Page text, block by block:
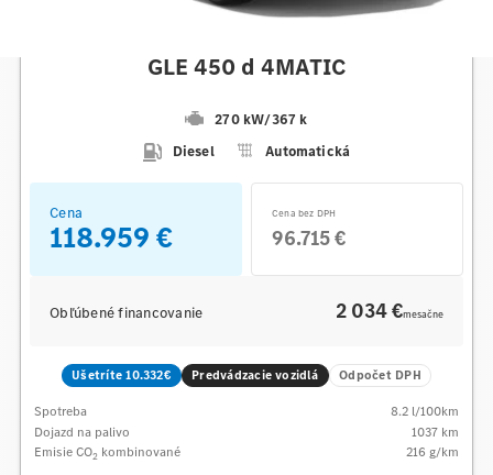
GLE 450 d 4MATIC
270 kW/367 k
Diesel
Automatická
Cena
118.959 €
Cena bez DPH
96.715 €
Obľúbené financovanie 2 034 €mesačne
Ušetríte 10.332€ Predvádzacie vozidlá Odpočet DPH
Spotreba 8.2 l/100km
Dojazd na palivo
1037 km
Emisie CO2 kombinované 216 g/km